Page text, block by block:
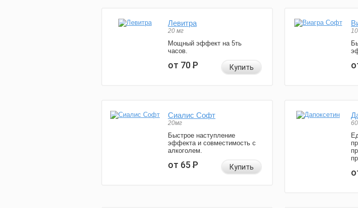
Левитра
20 мг
Мощный эффект на 5ть
часов.
от 70Р Купить
Сиалис Софт
20мг
Быстрое наступление
эффекта и совместимость с
алкоголем.
от 65Р Купить